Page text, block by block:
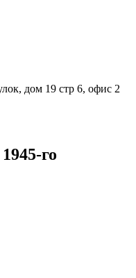
дом 19 стр 6, офис 2
го